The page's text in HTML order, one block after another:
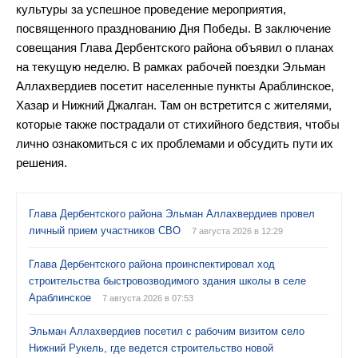
культуры за успешное проведение мероприятия,
посвященного празднованию Дня Победы. В заключение
совещания Глава Дербентского района объявил о планах
на текущую неделю. В рамках рабочей поездки Эльман
Аллахвердиев посетит населенные пункты Араблинское,
Хазар и Нижний Джалган. Там он встретится с жителями,
которые также пострадали от стихийного бедствия, чтобы
лично ознакомиться с их проблемами и обсудить пути их
решения.
Глава Дербентского района Эльман Аллахвердиев провел
личный прием участников СВО
7 августа 2026 в 12:29
Глава Дербентского района проинспектировал ход
строительства быстровозводимого здания школы в селе
Араблинское
7 августа 2026 в 07:53
Эльман Аллахвердиев посетил с рабочим визитом село
Нижний Рукель, где ведется строительство новой